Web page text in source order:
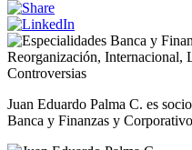
Banca y
Reorganización, Internacional,
Controversias
Juan Eduardo Palma C. es
Banca y Finanzas y